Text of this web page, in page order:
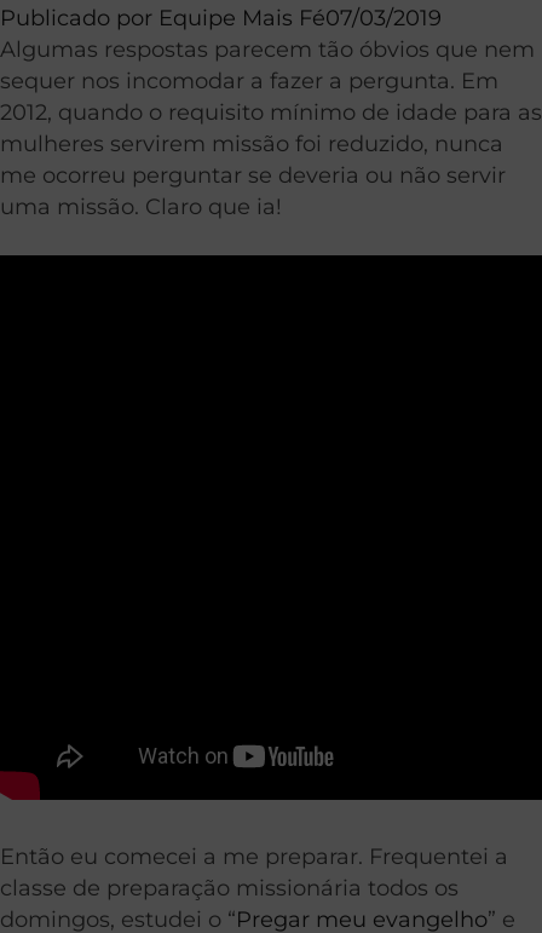
Publicado por Equipe Mais Fé07/03/2019
Algumas respostas parecem tão óbvios que nem
sequer nos incomodar a fazer a pergunta. Em
2012, quando o requisito mínimo de idade para as
mulheres servirem missão foi reduzido, nunca
me ocorreu perguntar se deveria ou não servir
uma missão. Claro que ia!
Então eu comecei a me preparar. Frequentei a
classe de preparação missionária todos os
domingos, estudei o “Pregar meu evangelho” e